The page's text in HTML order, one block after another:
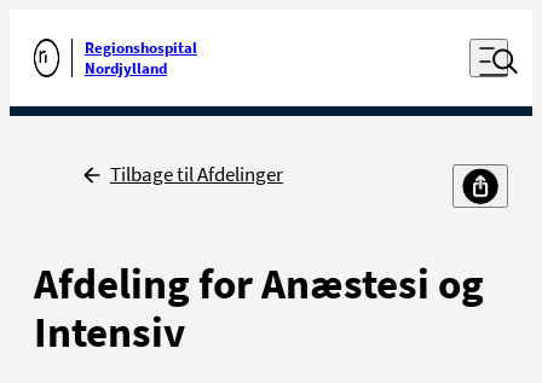
Gå til forsiden
Regionshospital
Nordjylland
Åben
Udfør søgning
Tilbage
Tilbage til Afdelinger
Afdeling for Anæstesi og
Intensiv